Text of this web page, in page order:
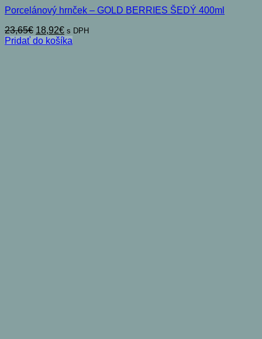
Porcelánový hrnček – GOLD BERRIES ŠEDÝ 400ml
23,65€ Pôvodná
cena
18,92€Aktuálna
cena
s DPH
Pridať do košíka